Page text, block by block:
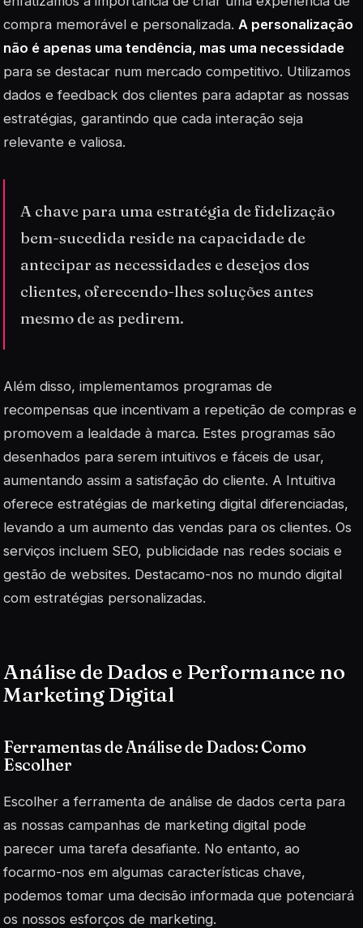
compra memorável e personalizada. A personalização
não é apenas uma tendência, mas uma necessidade
para se destacar num mercado competitivo. Utilizamos
dados e feedback dos clientes para adaptar as nossas
estratégias, garantindo que cada interação seja
relevante e valiosa.
A chave para uma estratégia de fidelização
bem-sucedida reside na capacidade de
antecipar as necessidades e desejos dos
clientes, oferecendo-lhes soluções antes
mesmo de as pedirem.
Além disso, implementamos programas de
recompensas que incentivam a repetição de compras e
promovem a lealdade à marca. Estes programas são
desenhados para serem intuitivos e fáceis de usar,
aumentando assim a satisfação do cliente. A Intuitiva
oferece estratégias de marketing digital diferenciadas,
levando a um aumento das vendas para os clientes. Os
serviços incluem SEO, publicidade nas redes sociais e
gestão de websites. Destacamo-nos no mundo digital
com estratégias personalizadas.
Análise de Dados e Performance no
Marketing Digital
Ferramentas de Análise de Dados: Como
Escolher
Escolher a ferramenta de análise de dados certa para
as nossas campanhas de marketing digital pode
parecer uma tarefa desafiante. No entanto, ao
focarmo-nos em algumas características chave,
podemos tomar uma decisão informada que potenciará
os nossos esforços de marketing.